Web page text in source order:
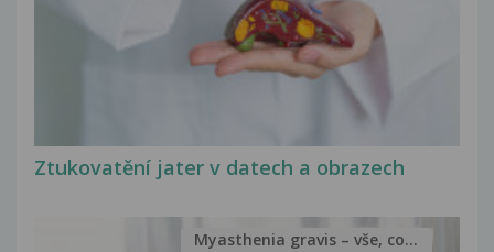
Ztukovatění jater v datech a obrazech
Myasthenia gravis – vše, co...